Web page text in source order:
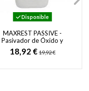
Disponible
MAXREST PASSIVE -
Pasivador de Óxido y
Protección Anticorrosiva
para Armaduras de...
18,92 € 19,92 €